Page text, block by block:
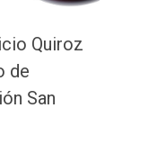
Quiroz
de
San